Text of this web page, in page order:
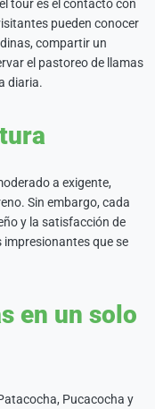
tour es el contacto con
pueden conocer
compartir un
el pastoreo de llamas
diaria.
a exigente,
Sin embargo, cada
y la satisfacción de
que se
en un solo
Pucacocha y